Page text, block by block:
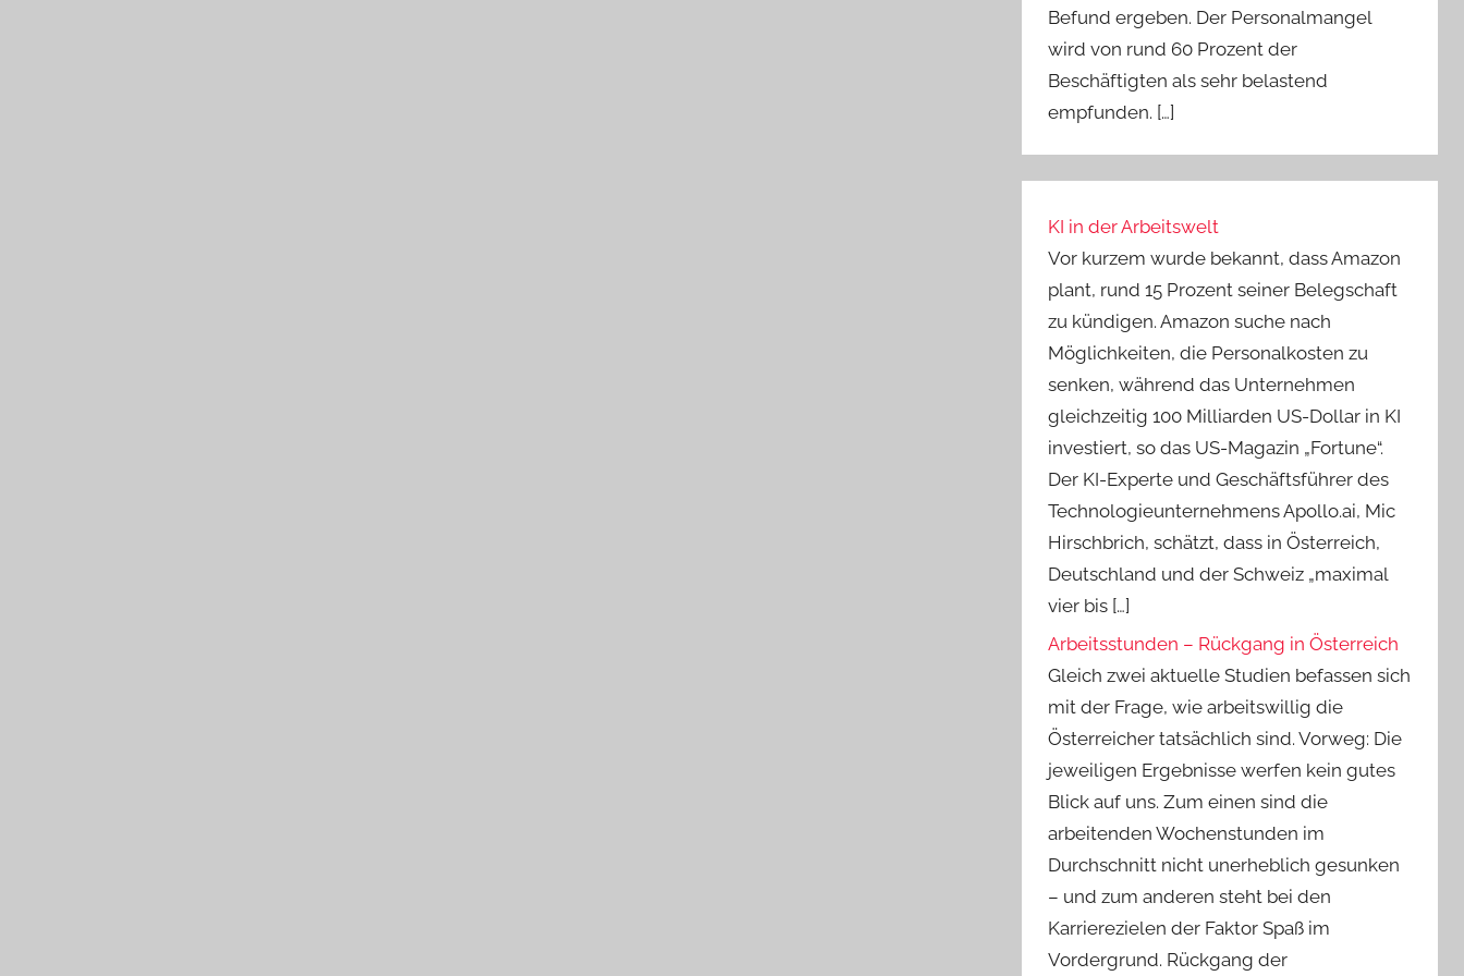
Befund ergeben. Der Personalmangel
wird von rund 60 Prozent der
Beschäftigten als sehr belastend
empfunden. […]
KI in der Arbeitswelt
Vor kurzem wurde bekannt, dass Amazon
plant, rund 15 Prozent seiner Belegschaft
zu kündigen. Amazon suche nach
Möglichkeiten, die Personalkosten zu
senken, während das Unternehmen
gleichzeitig 100 Milliarden US-Dollar in KI
investiert, so das US-Magazin „Fortune“.
Der KI-Experte und Geschäftsführer des
Technologieunternehmens Apollo.ai, Mic
Hirschbrich, schätzt, dass in Österreich,
Deutschland und der Schweiz „maximal
vier bis […]
Arbeitsstunden – Rückgang in Österreich
Gleich zwei aktuelle Studien befassen sich
mit der Frage, wie arbeitswillig die
Österreicher tatsächlich sind. Vorweg: Die
jeweiligen Ergebnisse werfen kein gutes
Blick auf uns. Zum einen sind die
arbeitenden Wochenstunden im
Durchschnitt nicht unerheblich gesunken
– und zum anderen steht bei den
Karrierezielen der Faktor Spaß im
Vordergrund. Rückgang der